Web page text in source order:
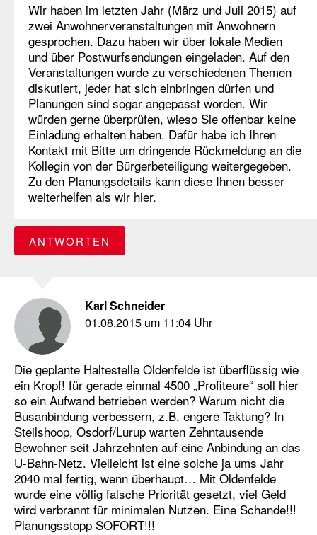
Wir haben im letzten Jahr (März und Juli 2015) auf
zwei Anwohnerveranstaltungen mit Anwohnern
gesprochen. Dazu haben wir über lokale Medien
und über Postwurfsendungen eingeladen. Auf den
Veranstaltungen wurde zu verschiedenen Themen
diskutiert, jeder hat sich einbringen dürfen und
Planungen sind sogar angepasst worden. Wir
würden gerne überprüfen, wieso Sie offenbar keine
Einladung erhalten haben. Dafür habe ich Ihren
Kontakt mit Bitte um dringende Rückmeldung an die
Kollegin von der Bürgerbeteiligung weitergegeben.
Zu den Planungsdetails kann diese Ihnen besser
weiterhelfen als wir hier.
ANTWORTEN
Karl Schneider
01.08.2015 um 11:04 Uhr
Die geplante Haltestelle Oldenfelde ist überflüssig wie
ein Kropf! für gerade einmal 4500 „Profiteure“ soll hier
so ein Aufwand betrieben werden? Warum nicht die
Busanbindung verbessern, z.B. engere Taktung? In
Steilshoop, Osdorf/Lurup warten Zehntausende
Bewohner seit Jahrzehnten auf eine Anbindung an das
U-Bahn-Netz. Vielleicht ist eine solche ja ums Jahr
2040 mal fertig, wenn überhaupt… Mit Oldenfelde
wurde eine völlig falsche Priorität gesetzt, viel Geld
wird verbrannt für minimalen Nutzen. Eine Schande!!!
Planungsstopp SOFORT!!!